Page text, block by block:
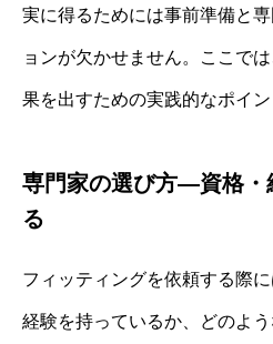
実に得るためには事前準備と
ョンが欠かせません。ここで
果を出すための実践的なポイン
専門家の選び方—資格・
る
フィッティングを依頼する際
経験を持っているか、どのよ